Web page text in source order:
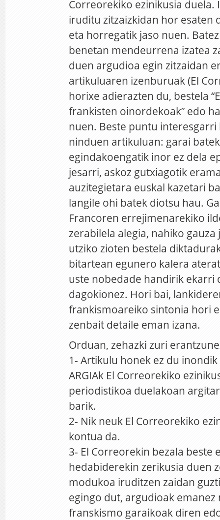
Correorekiko ezinikusia duela.
iruditu zitzaizkidan hor esaten
eta horregatik jaso nuen.
benetan mendeurrena izatea
duen argudioa egin zitzaidan
artikuluaren izenburuak (El
horixe adierazten du, bestela
frankisten oinordekoak” edo
nuen. Beste puntu
ninduen artikuluan: garai
egindakoengatik inor ez dela
jesarri, askoz gutxiagotik
auzitegietara euskal kazetari
langile ohi batek diotsu hau.
Francoren errejimenarekiko
zerabilela alegia, nahiko gauza
utziko zioten bestela
bitartean egunero kalera
uste nobedade handirik ekarri
dagokionez. Hori bai,
frankismoareiko sintonia hori
zenbait detaile eman izana.
Orduan, zehazki zuri
1- Artikulu honek ez du
ARGIAk El Correorekiko
periodistikoa duelakoan
barik.
2- Nik neuk El Correorekiko
kontua da.
3- El Correorekin bezala beste
hedabiderekin zerikusia duen
modukoa iruditzen zaidan
egingo dut, argudioak
franskismo garaikoak diren